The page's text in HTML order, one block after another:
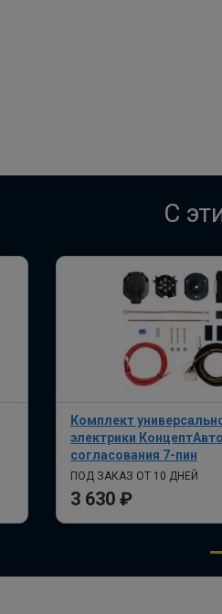
C
Комплект
электрики
согласования 7-пин
ПОД ЗАКАЗ ОТ 10 ДНЕЙ
3 630 ₽